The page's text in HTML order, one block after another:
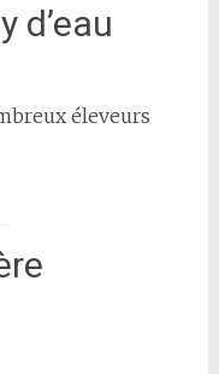
d’eau
éleveurs